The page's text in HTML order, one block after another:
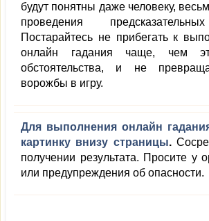
будут понятны даже человеку,
проведения
Постарайтесь не прибегать к
онлайн гадания чаще, чем
обстоятельства, и не
ворожбы в игру.
Для выполнения онлайн
картинку внизу страницы.
получении результата. Просите у
или предупреждения об опасности.